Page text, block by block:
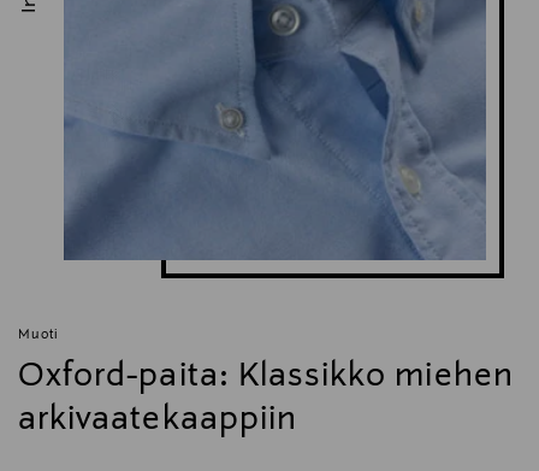
Muoti
Oxford-paita: Klassikko miehen
arkivaatekaappiin